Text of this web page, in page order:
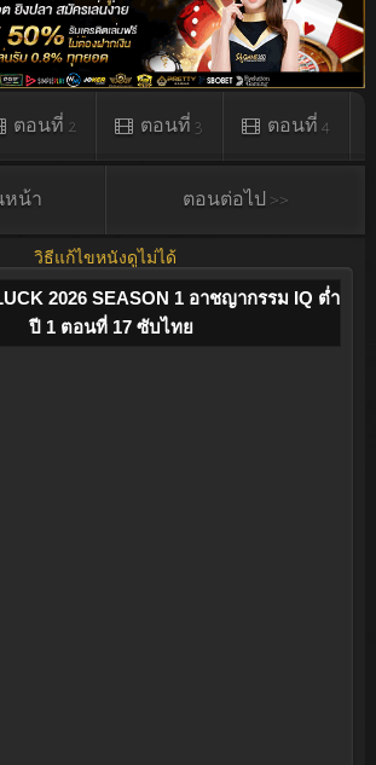
ตอนที่ 2 ตอนที่ 3 ตอนที่ 4
หน้า ตอนต่อไป >>
วิธีแก้ไขหนังดูไม่ได้
2026 SEASON 1 อาชญากรรม IQ ต่ำ
ปี 1 ตอนที่ 17 ซับไทย